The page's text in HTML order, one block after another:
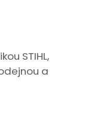
STIHL,
a